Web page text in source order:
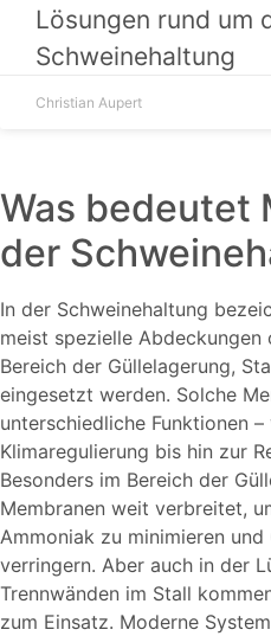
Lösungen rund um
Schweinehaltung
Christian Aupert
Was bedeutet
der
In der Schweinehaltung
meist spezielle Abdeckungen
Bereich der Güllelagerung,
eingesetzt werden. Solche
unterschiedliche Funktionen
Klimaregulierung bis hin zur
Besonders im Bereich der
Membranen weit verbreitet,
Ammoniak zu minimieren
verringern. Aber auch in der
Trennwänden im Stall
zum Einsatz. Moderne